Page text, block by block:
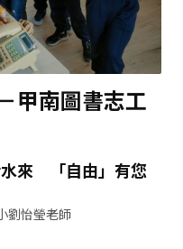
甲南圖書志工
來 「自由」有您
劉怡瑩老師